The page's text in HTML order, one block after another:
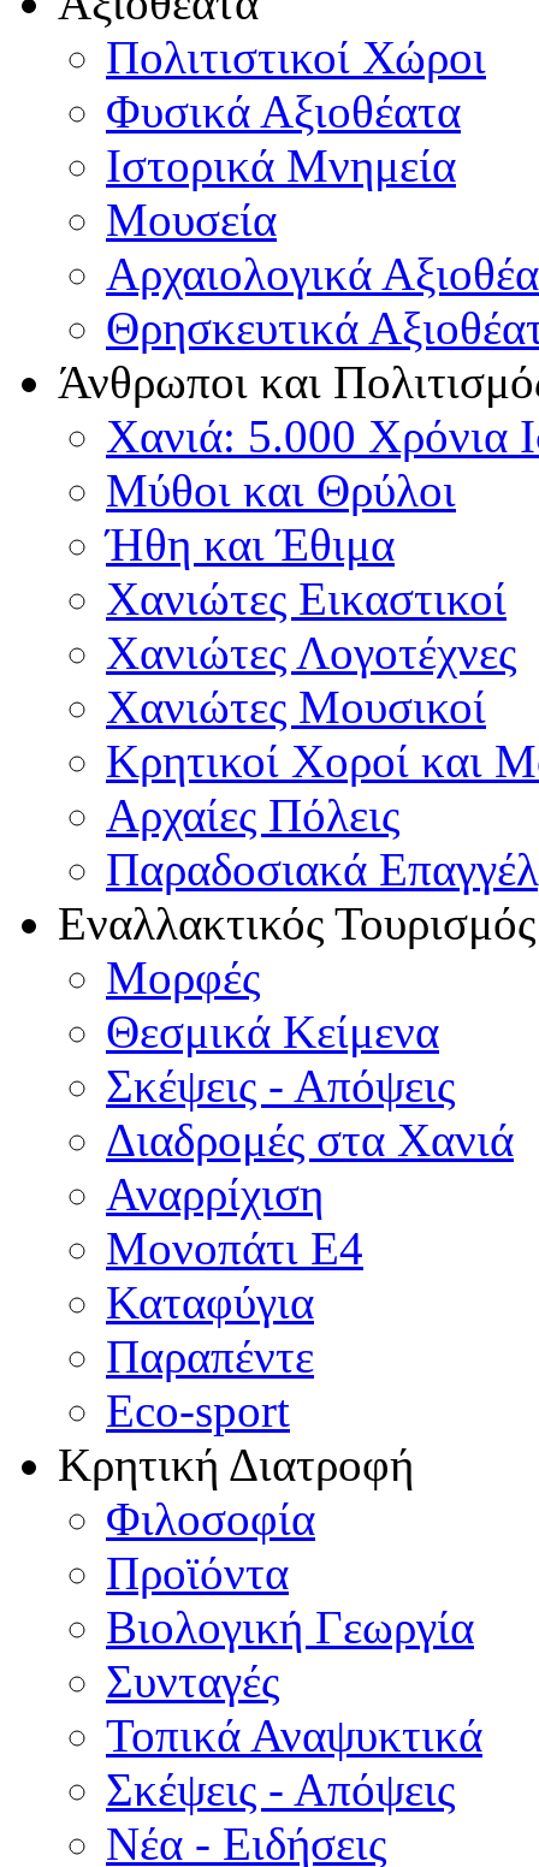
Πολιτιστικοί Χώροι
Φυσικά Αξιοθέατα
Ιστορικά Μνημεία
Μουσεία
Αρχαιολογικά
Θρησκευτικά
Άνθρωποι και
Χανιά: 5.000 Χρόνια
Μύθοι και Θρύλοι
Ήθη και Έθιμα
Χανιώτες Εικαστικοί
Χανιώτες Λογοτέχνες
Χανιώτες Μουσικοί
Κρητικοί Χοροί και
Αρχαίες Πόλεις
Παραδοσιακά
Εναλλακτικός Τουρισμός
Μορφές
Θεσμικά Κείμενα
Σκέψεις - Απόψεις
Διαδρομές στα Χανιά
Αναρρίχιση
Μονοπάτι Ε4
Καταφύγια
Παραπέντε
Eco-sport
Κρητική Διατροφή
Φιλοσοφία
Προϊόντα
Βιολογική Γεωργία
Συνταγές
Τοπικά Αναψυκτικά
Σκέψεις - Απόψεις
Νέα - Ειδήσεις